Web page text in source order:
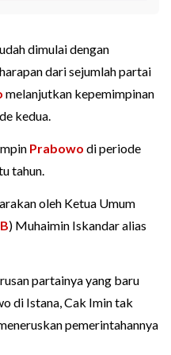
dimulai dengan
dari sejumlah partai
melanjutkan kepemimpinan
kedua.
Prabowo di periode
tahun.
oleh Ketua Umum
) Muhaimin Iskandar alias
partainya yang baru
di Istana, Cak Imin tak
pemerintahannya